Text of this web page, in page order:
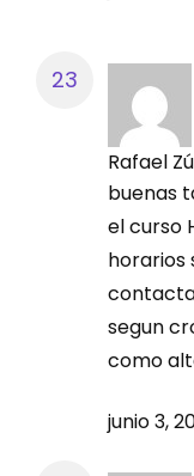
Rafael
buenas
el curso
horarios
segun
como
junio 3,